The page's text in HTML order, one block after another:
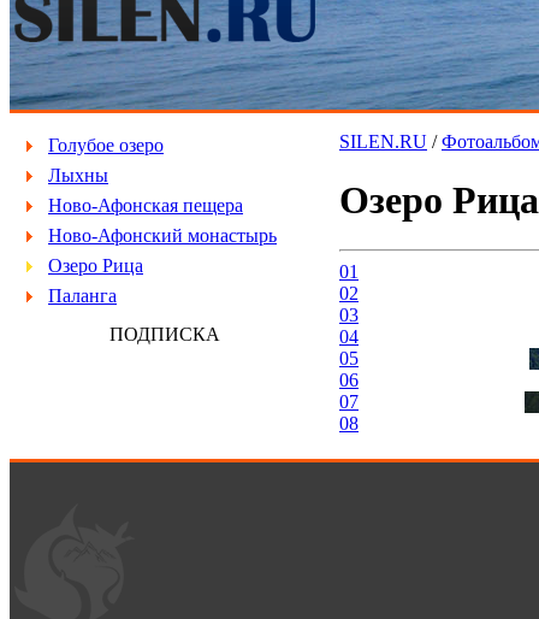
Голубое озеро
Лыхны
Ново-Афонская пещера
Ново-Афонский монастырь
Озеро Рица
Паланга
ПОДПИСКА
SILEN.RU /
Озеро
01
02
03
04
05
06
07
08